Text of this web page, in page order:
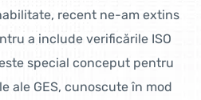
recent ne-am extins
a include verificările ISO
special conceput pentru
ale GES, cunoscute în mod